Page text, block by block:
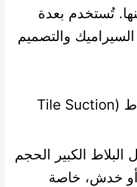
تُستخدم بعدة
والتصميم
4. أجهزة شفط البلاط (Tile Suction
الكبير الحجم
خدش، خاصة